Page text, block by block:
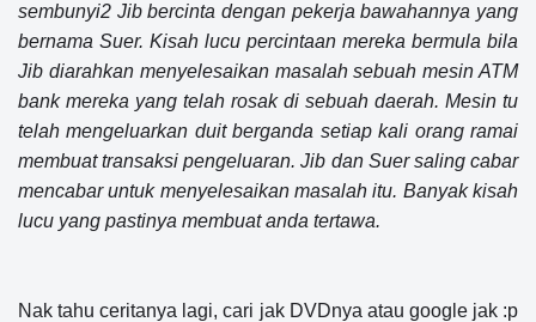
sembunyi2 Jib bercinta dengan pekerja bawahannya yang
bernama Suer. Kisah lucu percintaan mereka bermula bila
Jib diarahkan menyelesaikan masalah sebuah mesin ATM
bank mereka yang telah rosak di sebuah daerah. Mesin tu
telah mengeluarkan duit berganda setiap kali orang ramai
membuat transaksi pengeluaran. Jib dan Suer saling cabar
mencabar untuk menyelesaikan masalah itu. Banyak kisah
lucu yang pastinya membuat anda tertawa.
Nak tahu ceritanya lagi, cari jak DVDnya atau google jak :p